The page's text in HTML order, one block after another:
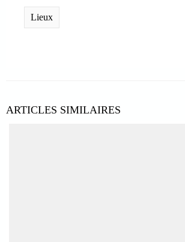
Lieux
ARTICLES SIMILAIRES